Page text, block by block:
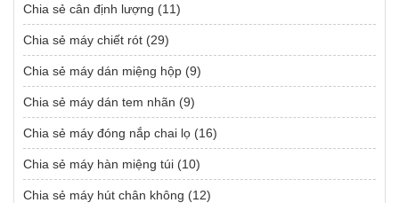
Chia sẻ cân định lượng (11)
Chia sẻ máy chiết rót (29)
Chia sẻ máy dán miệng hộp (9)
Chia sẻ máy dán tem nhãn (9)
Chia sẻ máy đóng nắp chai lọ (16)
Chia sẻ máy hàn miệng túi (10)
Chia sẻ máy hút chân không (12)